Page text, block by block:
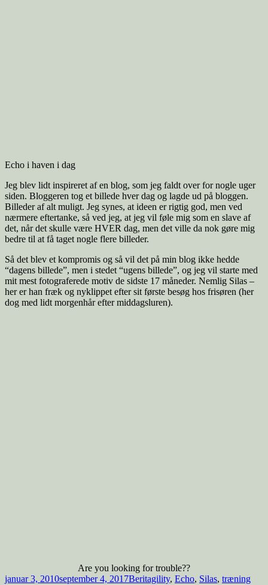
Echo i haven i dag
Jeg blev lidt inspireret af en blog, som jeg faldt over for nogle uger
siden. Bloggeren tog et billede hver dag og lagde ud på bloggen.
Billeder af alt muligt. Jeg synes, at ideen er rigtig god, men ved
nærmere eftertanke, så ved jeg, at jeg vil føle mig som en slave af
det, når det skulle være HVER dag, men det ville da nok gøre mig
bedre til at få taget nogle flere billeder.
Så det blev et kompromis og så vil det på min blog ikke hedde
“dagens billede”, men i stedet “ugens billede”, og jeg vil starte med
mit mest fotograferede motiv de sidste 17 måneder. Nemlig Silas –
her er han fræk og nyklippet efter sit første besøg hos frisøren (her
dog med lidt morgenhår efter middagsluren).
Are you looking for trouble??
Udgivet
januar 3, 2010september 4, 2017Forfatter
BeritTags
agility, Echo, Silas, træning